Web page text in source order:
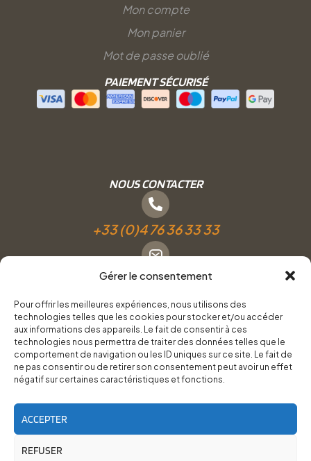
Gérer le consentement
Pour offrir les meilleures expériences, nous utilisons des
technologies telles que les cookies pour stocker et/ou accéder
aux informations des appareils. Le fait de consentir à ces
technologies nous permettra de traiter des données telles que le
comportement de navigation ou les ID uniques sur ce site. Le fait de
ne pas consentir ou de retirer son consentement peut avoir un effet
négatif sur certaines caractéristiques et fonctions.
ACCEPTER
REFUSER
Mon compte
Mon panier
Mot de passe oublié
PAIEMENT SÉCURISÉ
NOUS CONTACTER
+33 (0)4 76 36 33 33
Formulaire de contact
Pneus Services Loisirs - Garage Point S - 28 Bd Denfert
Rochereau, 38500 Voiron
RoadTrip Équipement/Pneus Services Loisirs - 2026